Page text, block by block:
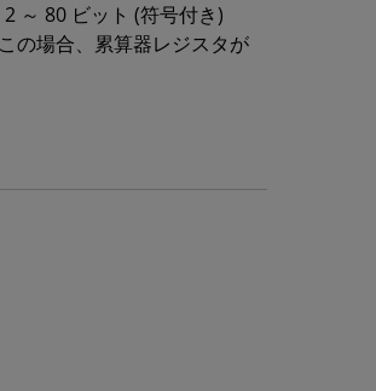
～ 80 ビット (符号付き)
の場合、累算器レジスタが